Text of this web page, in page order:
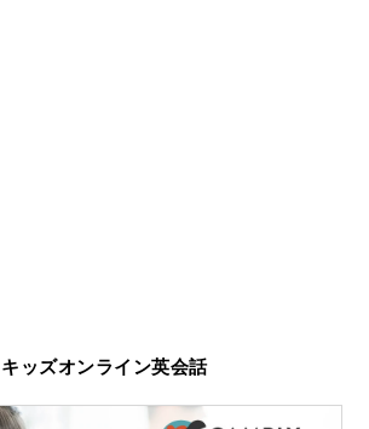
ッズオンライン英会話